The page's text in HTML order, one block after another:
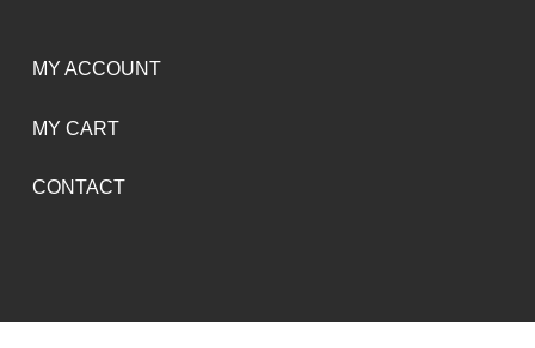
MY ACCOUNT
MY CART
CONTACT